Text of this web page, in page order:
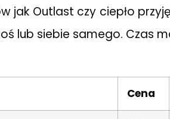
jak Outlast czy ciepło
lub siebie samego. Czas
Cena